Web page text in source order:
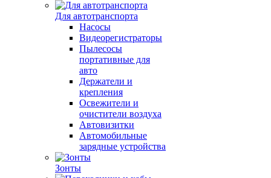
Для автотранспорта
Насосы
Видеорегистраторы
Пылесосы
портативные для
авто
Держатели и
крепления
Освежители и
очистители воздуха
Автовизитки
Автомобильные
зарядные устройства
Зонты